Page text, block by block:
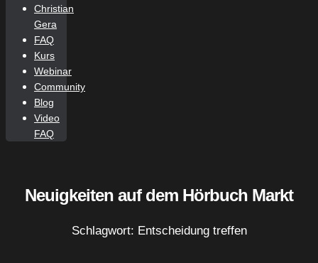
Christian
Gera
FAQ
Kurs
Webinar
Community
Blog
Video
FAQ
Neuigkeiten auf dem Hörbuch Markt
Schlagwort: Entscheidung treffen